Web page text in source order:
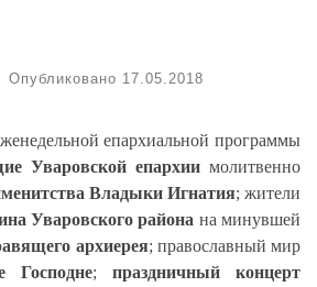
Опубликовано 17.05.2018
епархиальной программы
Уваровской епархии молитвенно
Владыки Игнатия; жители
Уваровского района на минувшей
архиерея; православный мир
Господне; праздничный концерт